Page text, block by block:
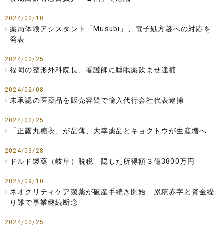
2024/02/10
薬局体験アシスタント「Musubi」、電子処方箋への対応を
発表
2024/02/25
福岡の整形外科院長、看護師に睡眠薬飲ませ逮捕
2024/02/08
未承認の医薬品を販売容疑で輸入代行会社代表逮捕
2024/02/25
「正露丸糖衣」が品薄、大幸薬品とキョクトウが生産増へ
2024/03/28
ドルド製薬（岐阜）脱税 隠した所得額３億3800万円
2025/09/10
ネオクリティケア製薬が破産手続き開始 累積赤字と資金繰
り難で事業継続断念
2024/02/25